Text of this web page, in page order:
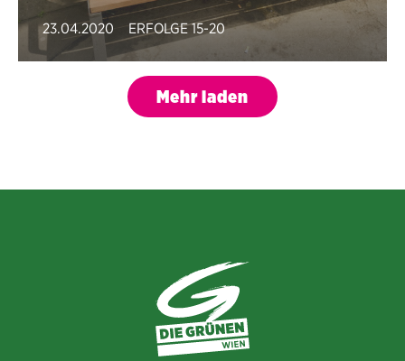
23.04.2020 ERFOLGE 15-20
Mehr laden